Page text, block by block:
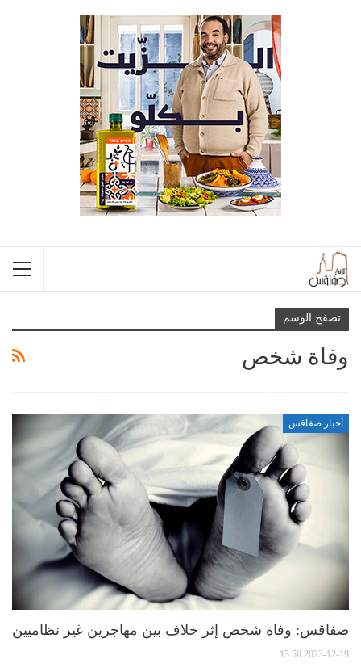
تصفح الوسم
وفاة شخص
أخبار صفاقس
صفاقس: وفاة شخص إثر خلاف بين مهاجرين غير نظاميين
2023-12-19 13:50